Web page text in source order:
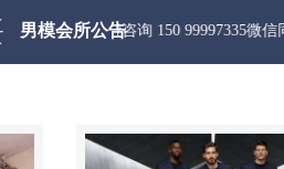
男模会所公告
费咨询 150 99997335微信同步